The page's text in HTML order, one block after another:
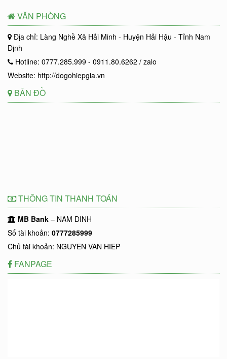
VĂN PHÒNG
Địa chỉ: Làng Nghề Xã Hải Minh - Huyện Hải Hậu - Tỉnh Nam
Định
Hotline: 0777.285.999 - 0911.80.6262 / zalo
Website: http://dogohiepgia.vn
BẢN ĐỒ
THÔNG TIN THANH TOÁN
MB Bank – NAM DINH
Số tài khoản: 0777285999
Chủ tài khoản: NGUYEN VAN HIEP
FANPAGE